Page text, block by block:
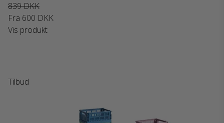
839 DKK
Fra 600 DKK
Vis produkt
Tilbud